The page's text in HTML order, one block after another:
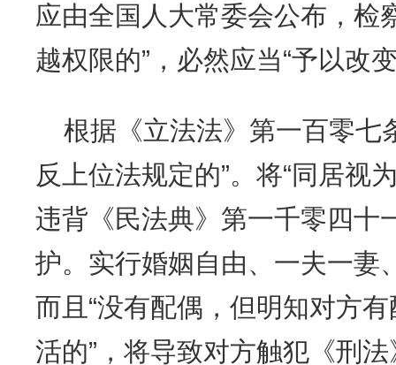
应由全国人大常委会公布，检
越权限的”，必然应当“予以改
根据《立法法》第一百零七
反上位法规定的”。将“同居视
违背《民法典》第一千零四十
护。实行婚姻自由、一夫一妻
而且“没有配偶，但明知对方
活的”，将导致对方触犯《刑